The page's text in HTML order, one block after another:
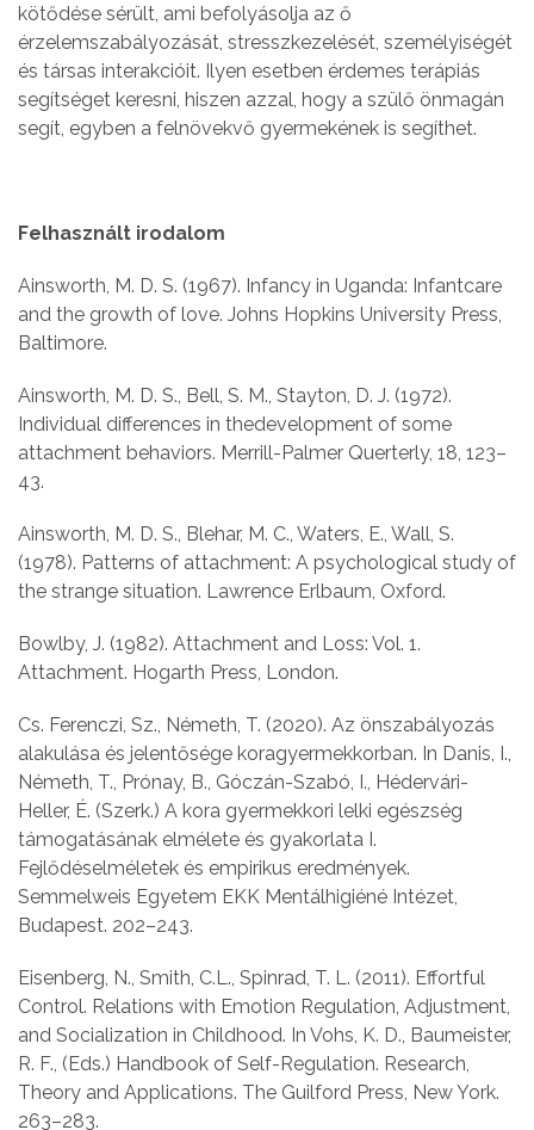
kötődése sérült, ami befolyásolja az ő
érzelemszabályozását, stresszkezelését, személyiségét
és társas interakcióit. Ilyen esetben érdemes terápiás
segítséget keresni, hiszen azzal, hogy a szülő önmagán
segít, egyben a felnövekvő gyermekének is segíthet.
Felhasznált irodalom
Ainsworth, M. D. S. (1967). Infancy in Uganda: Infantcare
and the growth of love. Johns Hopkins University Press,
Baltimore.
Ainsworth, M. D. S., Bell, S. M., Stayton, D. J. (1972).
Individual differences in thedevelopment of some
attachment behaviors. Merrill-Palmer Querterly, 18, 123–
43.
Ainsworth, M. D. S., Blehar, M. C., Waters, E., Wall, S.
(1978). Patterns of attachment: A psychological study of
the strange situation. Lawrence Erlbaum, Oxford.
Bowlby, J. (1982). Attachment and Loss: Vol. 1.
Attachment. Hogarth Press, London.
Cs. Ferenczi, Sz., Németh, T. (2020). Az önszabályozás
alakulása és jelentősége koragyermekkorban. In Danis, I.,
Németh, T., Prónay, B., Góczán-Szabó, I., Hédervári-
Heller, É. (Szerk.) A kora gyermekkori lelki egészség
támogatásának elmélete és gyakorlata I.
Fejlődéselméletek és empirikus eredmények.
Semmelweis Egyetem EKK Mentálhigiéné Intézet,
Budapest. 202–243.
Eisenberg, N., Smith, C.L., Spinrad, T. L. (2011). Effortful
Control. Relations with Emotion Regulation, Adjustment,
and Socialization in Childhood. In Vohs, K. D., Baumeister,
R. F., (Eds.) Handbook of Self-Regulation. Research,
Theory and Applications. The Guilford Press, New York.
263–283.